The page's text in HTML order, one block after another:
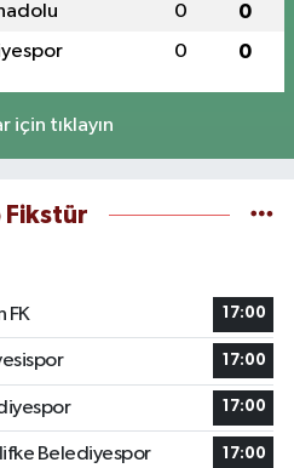
0 0
0 0
için tıklayın
Fikstür
FK
17:00
17:00
17:00
Belediyespor 17:00